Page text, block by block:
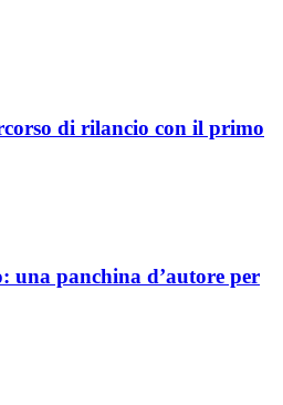
di rilancio con il primo
una panchina d’autore per